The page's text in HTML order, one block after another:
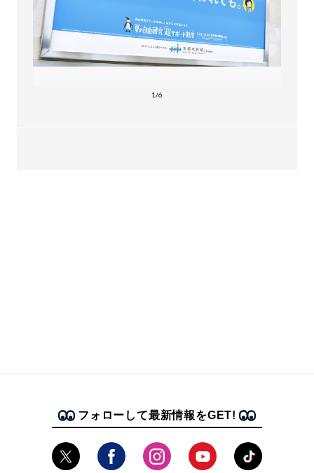
1/6
フォローして最新情報をGET!